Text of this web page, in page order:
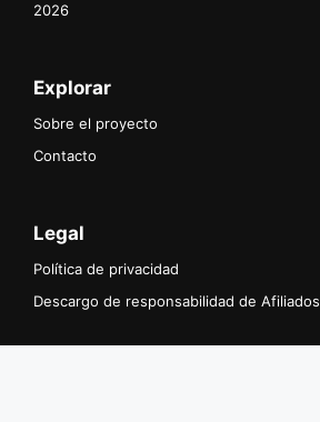
2026
Explorar
Sobre el proyecto
Contacto
Legal
Política de privacidad
Descargo de responsabilidad de Afiliados